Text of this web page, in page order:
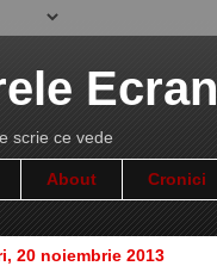
Ecran
scrie ce vede
About Cronici
20 noiembrie 2013